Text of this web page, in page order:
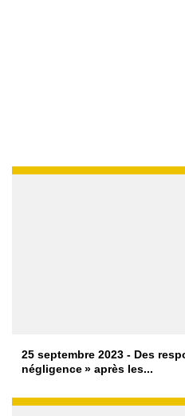
25 septembre 2023 - Des
négligence » après les...